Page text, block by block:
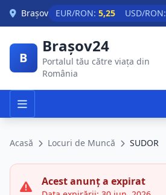
Skip to main content
Brașov EUR/RON: 5,25 USD/RON:
B
Brașov24
Portalul tău către viața din
România
Acasă Locuri de Muncă SUDOR
Acest anunț a expirat